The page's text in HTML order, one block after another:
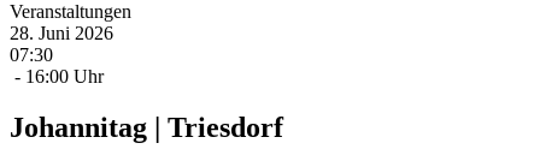
Veranstaltungen
28. Juni 2026
07:30
- 16:00 Uhr
Johannitag | Triesdorf